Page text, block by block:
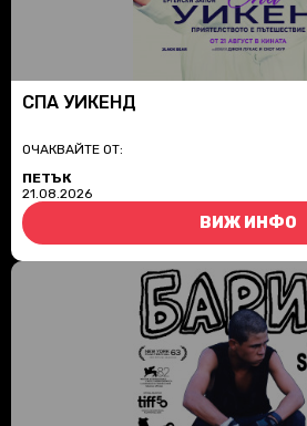
СПА УИКЕНД
ОЧАКВАЙТЕ ОТ:
ПЕТЪК
21.08.2026
ВИЖ ИНФО